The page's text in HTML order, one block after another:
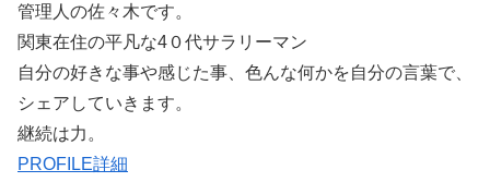
管理人の佐々木です。
関東在住の平凡な4０代サラリーマン
自分の好きな事や感じた事、色んな何かを自分の言葉で、
シェアしていきます。
継続は力。
PROFILE詳細